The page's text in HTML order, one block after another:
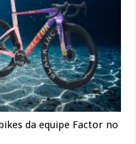
da equipe Factor no